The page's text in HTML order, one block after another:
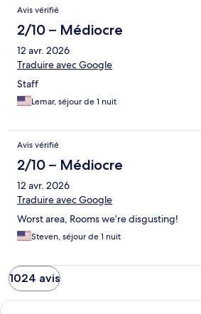
Avis vérifié
2/10 – Médiocre
12 avr. 2026
Traduire avec Google
Staff
Lemar, séjour de 1 nuit
Avis vérifié
2/10 – Médiocre
12 avr. 2026
Traduire avec Google
Worst area, Rooms we’re disgusting!
Steven, séjour de 1 nuit
1024 avis